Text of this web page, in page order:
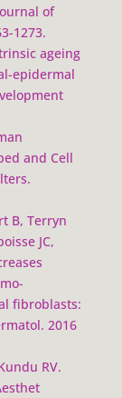
of
1273.
ageing
epidermal
and Cell
B, Terryn
JC,
fibroblasts:
2016
RV.